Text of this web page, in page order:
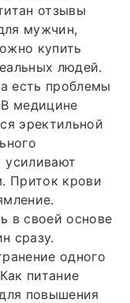
отзывы
мужчин,
купить
людей.
есть проблемы
медицине
эректильной
усиливают
Приток крови
в своей основе
сразу.
одного
питание
повышения